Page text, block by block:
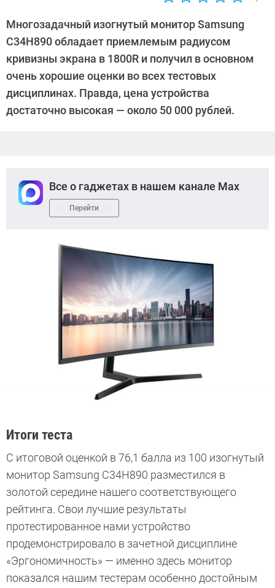
Автор:
Suslov
Многозадачный изогнутый монитор Samsung
C34H890 обладает приемлемым радиусом
кривизны экрана в 1800R и получил в основном
очень хорошие оценки во всех тестовых
дисциплинах. Правда, цена устройства
достаточно высокая — около 50 000 рублей.
Все о гаджетах в нашем канале Max
Перейти
Итоги теста
С итоговой оценкой в 76,1 балла из 100 изогнутый
монитор Samsung C34H890 разместился в
золотой середине нашего соответствующего
рейтинга. Свои лучшие результаты
протестированное нами устройство
продемонстрировало в зачетной дисциплине
«Эргономичность» — именно здесь монитор
показался нашим тестерам особенно достойным